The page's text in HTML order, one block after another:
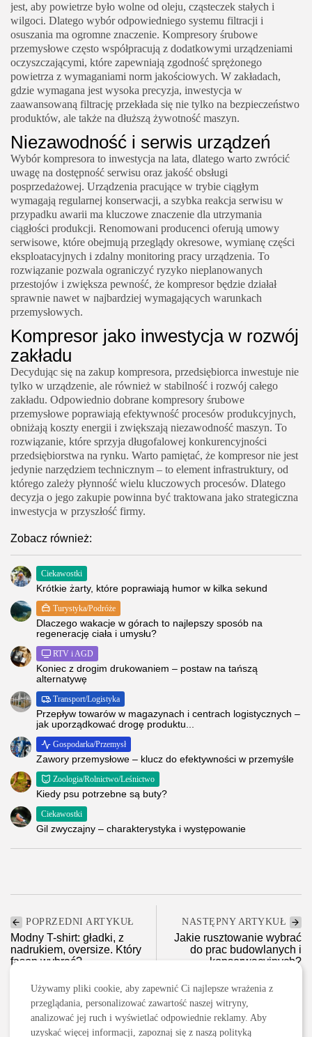
jest, aby powietrze było wolne od oleju, cząsteczek stałych i
wilgoci. Dlatego wybór odpowiedniego systemu filtracji i
osuszania ma ogromne znaczenie. Kompresory śrubowe
przemysłowe często współpracują z dodatkowymi urządzeniami
oczyszczającymi, które zapewniają zgodność sprężonego
powietrza z wymaganiami norm jakościowych. W zakładach,
gdzie wymagana jest wysoka precyzja, inwestycja w
zaawansowaną filtrację przekłada się nie tylko na bezpieczeństwo
produktów, ale także na dłuższą żywotność maszyn.
Niezawodność i serwis urządzeń
Wybór kompresora to inwestycja na lata, dlatego warto zwrócić
uwagę na dostępność serwisu oraz jakość obsługi
posprzedażowej. Urządzenia pracujące w trybie ciągłym
wymagają regularnej konserwacji, a szybka reakcja serwisu w
przypadku awarii ma kluczowe znaczenie dla utrzymania
ciągłości produkcji. Renomowani producenci oferują umowy
serwisowe, które obejmują przeglądy okresowe, wymianę części
eksploatacyjnych i zdalny monitoring pracy urządzenia. To
rozwiązanie pozwala ograniczyć ryzyko nieplanowanych
przestojów i zwiększa pewność, że kompresor będzie działał
sprawnie nawet w najbardziej wymagających warunkach
przemysłowych.
Kompresor jako inwestycja w rozwój
zakładu
Decydując się na zakup kompresora, przedsiębiorca inwestuje nie
tylko w urządzenie, ale również w stabilność i rozwój całego
zakładu. Odpowiednio dobrane kompresory śrubowe
przemysłowe poprawiają efektywność procesów produkcyjnych,
obniżają koszty energii i zwiększają niezawodność maszyn. To
rozwiązanie, które sprzyja długofalowej konkurencyjności
przedsiębiorstwa na rynku. Warto pamiętać, że kompresor nie jest
jedynie narzędziem technicznym – to element infrastruktury, od
którego zależy płynność wielu kluczowych procesów. Dlatego
decyzja o jego zakupie powinna być traktowana jako strategiczna
inwestycja w przyszłość firmy.
Zobacz również:
Ciekawostki
Krótkie żarty, które poprawiają humor w kilka sekund
Turystyka/Podróże
Dlaczego wakacje w górach to najlepszy sposób na
regenerację ciała i umysłu?
RTV i AGD
Koniec z drogim drukowaniem – postaw na tańszą
alternatywę
Transport/Logistyka
Przepływ towarów w magazynach i centrach logistycznych –
jak uporządkować drogę produktu...
Gospodarka/Przemysł
Zawory przemysłowe – klucz do efektywności w przemyśle
Zoologia/Rolnictwo/Leśnictwo
Kiedy psu potrzebne są buty?
Ciekawostki
Gil zwyczajny – charakterystyka i występowanie
POPRZEDNI ARTYKUŁ
Modny T-shirt: gładki, z
nadrukiem, oversize. Który
fason wybrać?
Moda
NASTĘPNY ARTYKUŁ
Jakie rusztowanie wybrać
do prac budowlanych i
konserwacyjnych?
Budownictwo/Nieruchomości
Używamy pliki cookie, aby zapewnić Ci najlepsze wrażenia z
przeglądania, personalizować zawartość naszej witryny,
analizować jej ruch i wyświetlać odpowiednie reklamy. Aby
uzyskać więcej informacji, zapoznaj się z naszą polityką